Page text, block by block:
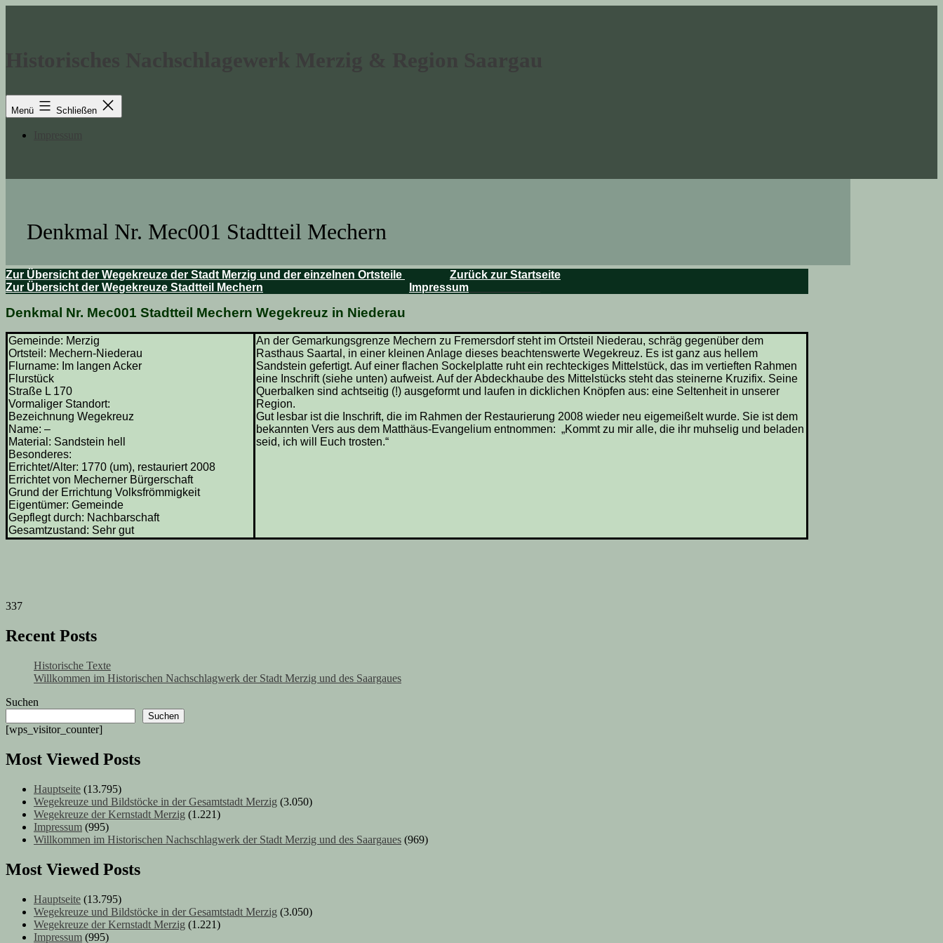
Menü Schließen
Denkmal Nr. Mec001 Stadtteil Mechern
Zur Übersicht der Wegekreuze der Stadt Merzig und der einzelnen Ortsteile
Zurück zur Startseite
Zur Übersicht der Wegekreuze Stadtteil Mechern
Impressum
Denkmal Nr. Mec001 Stadtteil Mechern Wegekreuz in Niederau
Gemeinde: Merzig
Ortsteil: Mechern-Niederau
Flurname: Im langen Acker
Flurstück
Straße L 170
Vormaliger Standort:
Bezeichnung Wegekreuz
Name: –
Material: Sandstein hell
Besonderes:
Errichtet/Alter: 1770 (um), restauriert 2008
Errichtet von Mecherner Bürgerschaft
Grund der Errichtung Volksfrömmigkeit
Eigentümer: Gemeinde
Gepflegt durch: Nachbarschaft
Gesamtzustand: Sehr gut
An der Gemarkungsgrenze Mechern zu Fremersdorf steht im Ortsteil Niederau, schräg gegenüber dem
Rasthaus Saartal, in einer kleinen Anlage dieses beachtenswerte Wegekreuz. Es ist ganz aus hellem
Sandstein gefertigt. Auf einer flachen Sockelplatte ruht ein rechteckiges Mittelstück, das im vertieften Rahmen
eine Inschrift (siehe unten) aufweist. Auf der Abdeckhaube des Mittelstücks steht das steinerne Kruzifix. Seine
Querbalken sind achtseitig (!) ausgeformt und laufen in dicklichen Knöpfen aus: eine Seltenheit in unserer
Region.
Gut lesbar ist die Inschrift, die im Rahmen der Restaurierung 2008 wieder neu eigemeißelt wurde. Sie ist dem
bekannten Vers aus dem Matthäus-Evangelium entnommen: „Kommt zu mir alle, die ihr muhselig und beladen
seid, ich will Euch trosten.“
337
Recent Posts
Historische Texte
Willkommen im Historischen Nachschlagwerk der Stadt Merzig und des Saargaues
Suchen
Suchen
[wps_visitor_counter]
Most Viewed Posts
Hauptseite (13.795)
Wegekreuze und Bildstöcke in der Gesamtstadt Merzig (3.050)
Wegekreuze der Kernstadt Merzig (1.221)
Impressum (995)
Willkommen im Historischen Nachschlagwerk der Stadt Merzig und des Saargaues (969)
Most Viewed Posts
Hauptseite (13.795)
Wegekreuze und Bildstöcke in der Gesamtstadt Merzig (3.050)
Wegekreuze der Kernstadt Merzig (1.221)
Impressum (995)